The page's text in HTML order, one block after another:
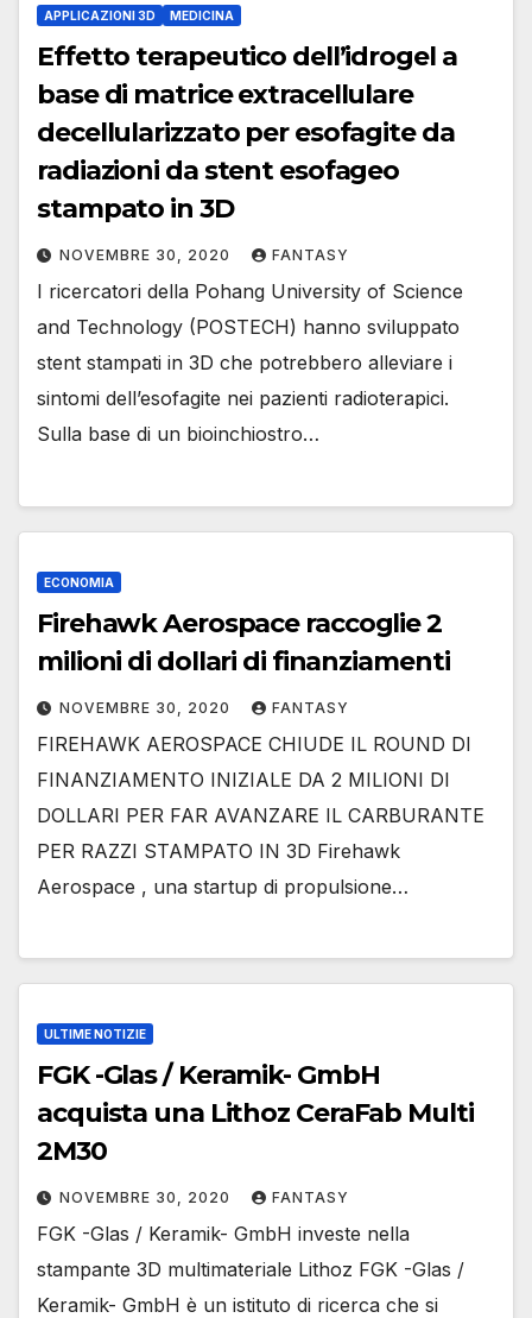
APPLICAZIONI 3D MEDICINA
Effetto terapeutico dell’idrogel a
base di matrice extracellulare
decellularizzato per esofagite da
radiazioni da stent esofageo
stampato in 3D
NOVEMBRE 30, 2020 FANTASY
I ricercatori della Pohang University of Science
and Technology (POSTECH) hanno sviluppato
stent stampati in 3D che potrebbero alleviare i
sintomi dell’esofagite nei pazienti radioterapici.
Sulla base di un bioinchiostro…
ECONOMIA
Firehawk Aerospace raccoglie 2
milioni di dollari di finanziamenti
NOVEMBRE 30, 2020 FANTASY
FIREHAWK AEROSPACE CHIUDE IL ROUND DI
FINANZIAMENTO INIZIALE DA 2 MILIONI DI
DOLLARI PER FAR AVANZARE IL CARBURANTE
PER RAZZI STAMPATO IN 3D Firehawk
Aerospace , una startup di propulsione…
ULTIME NOTIZIE
FGK -Glas / Keramik- GmbH
acquista una Lithoz CeraFab Multi
2M30
NOVEMBRE 30, 2020 FANTASY
FGK -Glas / Keramik- GmbH investe nella
stampante 3D multimateriale Lithoz FGK -Glas /
Keramik- GmbH è un istituto di ricerca che si